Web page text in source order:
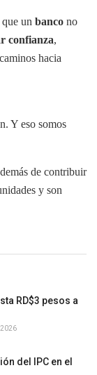
un banco no
confianza,
hacia
Y eso somos
de contribuir
y son
RD$3 pesos a
2026
del IPC en el